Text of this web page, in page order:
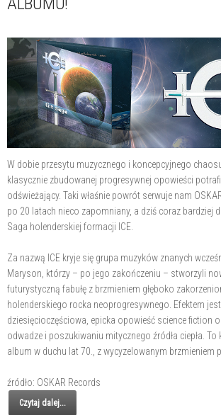
W dobie przesytu muzycznego i koncepcyjnego
klasycznie zbudowanej progresywnej opowieści
odświeżający. Taki właśnie powrót serwuje nam
po 20 latach nieco zapomniany, a dziś coraz bardziej
Saga holenderskiej formacji ICE.
Za nazwą ICE kryje się grupa muzyków znanych
Maryson, którzy – po jego zakończeniu – stworzyli
futurystyczną fabułę z brzmieniem głęboko
holenderskiego rocka neoprogresywnego. Efektem
dziesięcioczęściowa, epicka opowieść science fiction
odwadze i poszukiwaniu mitycznego źródła ciepła. To
album w duchu lat 70., z wycyzelowanym brzmieniem
źródło: OSKAR Records
Czytaj dalej...